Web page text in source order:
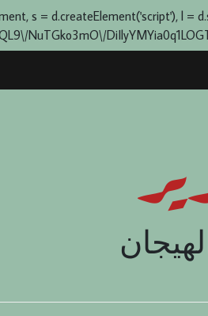
s = d.createElement('script'), l
NuTGko3mO\/